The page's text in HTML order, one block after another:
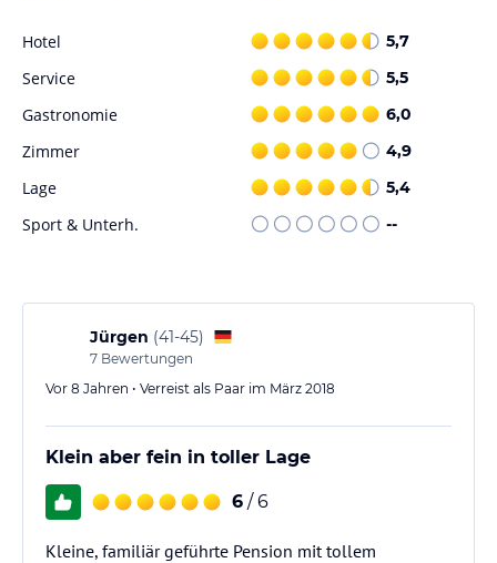
Hotel 5,7
Service 5,5
Gastronomie 6,0
Zimmer 4,9
Lage 5,4
Sport & Unterh. --
Jürgen (41-45)
7 Bewertungen
Vor 8 Jahren • Verreist als Paar im März 2018
Klein aber fein in toller Lage
6 / 6
Kleine, familiär geführte Pension mit tollem